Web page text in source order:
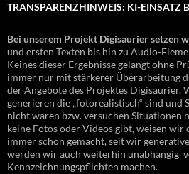
TRANSPARENZHINWEIS: KI-EINSATZ
Bei unserem Projekt Digisaurier setzen
und ersten Texten bis hin zu Audio-
Keines dieser Ergebnisse gelangt ohne
immer nur mit stärkerer Überarbeitung
der Angebote des Projektes Digisaurier.
generieren die „fotorealistisch“ sind und
nicht waren bzw. versuchen Situationen
keine Fotos oder Videos gibt, weisen wir
immer schon gemacht, seit wir
werden wir auch weiterhin unabhängig
Kennzeichnungspflichten machen.